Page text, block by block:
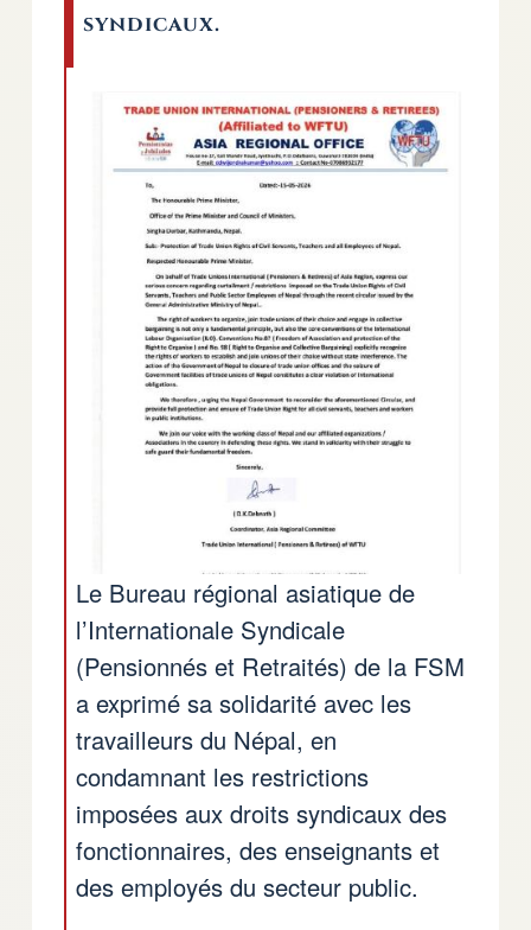
syndicaux.
Le Bureau régional asiatique de
l’Internationale Syndicale
(Pensionnés et Retraités) de la FSM
a exprimé sa solidarité avec les
travailleurs du Népal, en
condamnant les restrictions
imposées aux droits syndicaux des
fonctionnaires, des enseignants et
des employés du secteur public.